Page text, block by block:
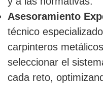
Asesoramiento
técnico
carpinteros
seleccionar el
cada reto,